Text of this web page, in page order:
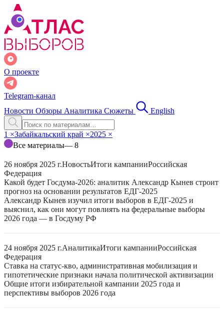
О проекте
Telegram-канал
Новости Обзоры Аналитика Сюжеты English
1 ×Забайкальский край ×2025 ×
Все материалы— 8
26 ноября 2025 г.НовостьИтоги кампанииРоссийская
Федерация
Какой будет Госдума-2026: аналитик Александр Кынев строит
прогноз на основании результатов ЕДГ-2025
Александр Кынев изучил итоги выборов в ЕДГ-2025 и
выяснил, как они могут повлиять на федеральные выборы
2026 года — в Госдуму РФ
24 ноября 2025 г.АналитикаИтоги кампанииРоссийская
Федерация
Ставка на статус-кво, административная мобилизация и
гипотетические признаки начала политической активизации
Общие итоги избирательной кампании 2025 года и
перспективы выборов 2026 года